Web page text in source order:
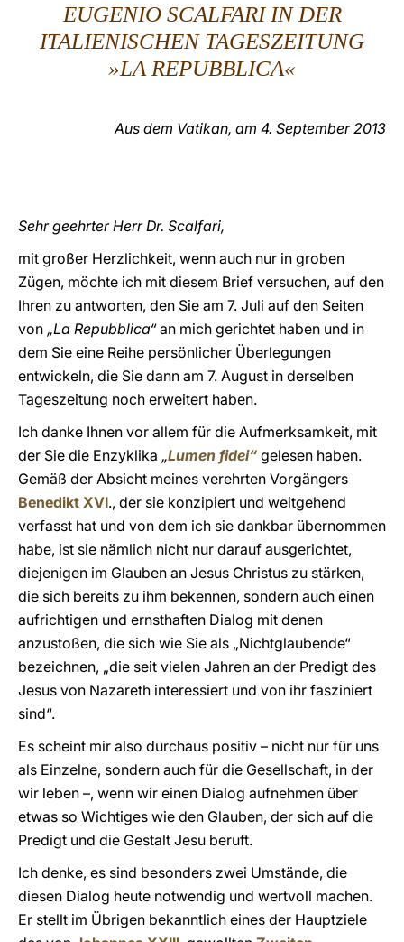
EUGENIO SCALFARI IN DER
ITALIENISCHEN TAGESZEITUNG
»LA REPUBBLICA«
Aus dem Vatikan, am 4. September 2013
Sehr geehrter Herr Dr. Scalfari,
mit großer Herzlichkeit, wenn auch nur in groben
Zügen, möchte ich mit diesem Brief versuchen, auf den
Ihren zu antworten, den Sie am 7. Juli auf den Seiten
von „La Repubblica“an mich gerichtet haben und in
dem Sie eine Reihe persönlicher Überlegungen
entwickeln, die Sie dann am 7. August in derselben
Tageszeitung noch erweitert haben.
Ich danke Ihnen vor allem für die Aufmerksamkeit, mit
der Sie die Enzyklika „Lumen fidei“ gelesen haben.
Gemäß der Absicht meines verehrten Vorgängers
Benedikt XVI., der sie konzipiert und weitgehend
verfasst hat und von dem ich sie dankbar übernommen
habe, ist sie nämlich nicht nur darauf ausgerichtet,
diejenigen im Glauben an Jesus Christus zu stärken,
die sich bereits zu ihm bekennen, sondern auch einen
aufrichtigen und ernsthaften Dialog mit denen
anzustoßen, die sich wie Sie als „Nichtglaubende“
bezeichnen, „die seit vielen Jahren an der Predigt des
Jesus von Nazareth interessiert und von ihr fasziniert
sind“.
Es scheint mir also durchaus positiv – nicht nur für uns
als Einzelne, sondern auch für die Gesellschaft, in der
wir leben –, wenn wir einen Dialog aufnehmen über
etwas so Wichtiges wie den Glauben, der sich auf die
Predigt und die Gestalt Jesu beruft.
Ich denke, es sind besonders zwei Umstände, die
diesen Dialog heute notwendig und wertvoll machen.
Er stellt im Übrigen bekanntlich eines der Hauptziele